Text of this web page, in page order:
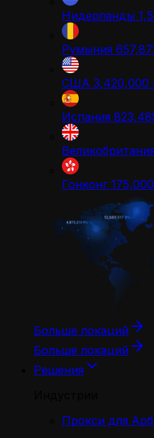
Нидерланды
Румыния
США 3,420,000
Испания
Гонконг 175,000
Больше локаций
Больше локаций
Решения
Прокси для